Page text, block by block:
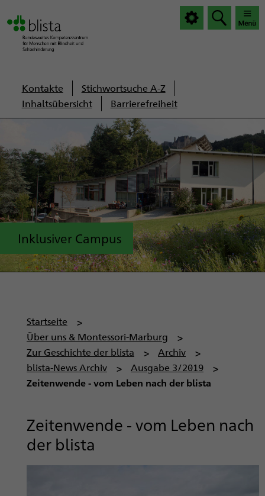
Servicenavigation
Kontakte
Stichwortsuche A-Z
Inhaltsübersicht
Barrierefreiheit
Inklusiver Campus
P
f
a
d
n
g
Startseite
Über uns & Montessori-Marburg
Zur Geschichte der blista
Archiv
blista-News Archiv
Ausgabe 3/2019
Zeitenwende - vom Leben nach der blista
Zeitenwende - vom Leben nach
der blista